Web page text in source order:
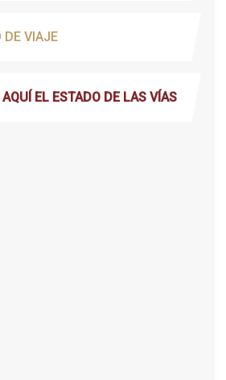
DE VIAJE
EL ESTADO DE LAS VÍAS